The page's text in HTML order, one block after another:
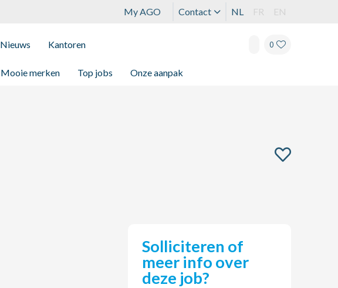
My AGO Contact NL FR EN
Mooie merken Top jobs Onze aanpak
Nieuws Kantoren 0
Solliciteren of
meer info over
deze job?